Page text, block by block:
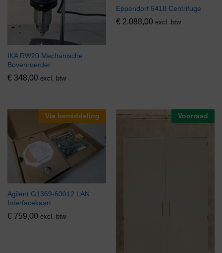
IKA RW20 Mechanische
Bovenroerder
€ 348,00 excl. btw
Eppendorf 5418 Centrifuge
€ 2.088,00 excl. btw
Via bemiddeling
Agilent G1369-60012 LAN
Interfacekaart
€ 759,00 excl. btw
Voorraad